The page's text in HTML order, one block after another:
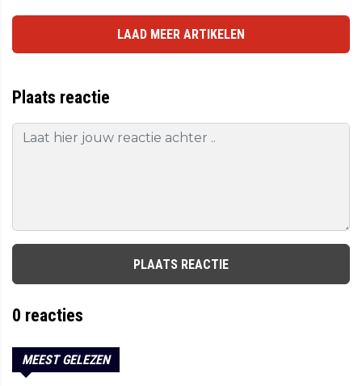
LAAD MEER ARTIKELEN
Plaats reactie
PLAATS REACTIE
0 reacties
MEEST GELEZEN